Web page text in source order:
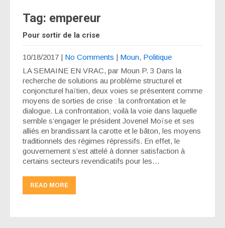
Tag: empereur
Pour sortir de la crise
10/18/2017 | No Comments | Moun, Politique
LA SEMAINE EN VRAC, par Moun P. 3 Dans la
recherche de solutions au problème structurel et
conjoncturel haïtien, deux voies se présentent comme
moyens de sorties de crise : la confrontation et le
dialogue. La confrontation; voilà la voie dans laquelle
semble s’engager le président Jovenel Moïse et ses
alliés en brandissant la carotte et le bâton, les moyens
traditionnels des régimes répressifs. En effet, le
gouvernement s’est attelé à donner satisfaction à
certains secteurs revendicatifs pour les…
READ MORE